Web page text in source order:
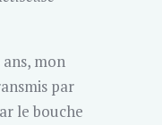
mon
par
le bouche